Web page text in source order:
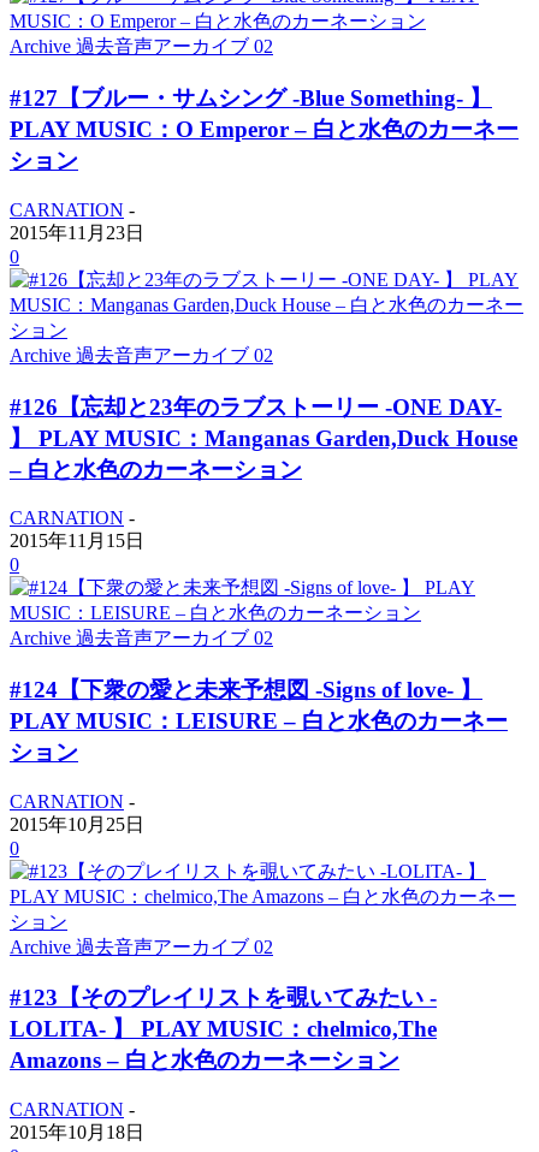
Archive 過去音声アーカイブ 02
#127【ブルー・サムシング -Blue Something- 】
PLAY MUSIC：O Emperor – 白と水色のカーネー
ション
CARNATION -
2015年11月23日
0
Archive 過去音声アーカイブ 02
#126【忘却と23年のラブストーリー -ONE DAY-
】 PLAY MUSIC：Manganas Garden,Duck House
– 白と水色のカーネーション
CARNATION -
2015年11月15日
0
Archive 過去音声アーカイブ 02
#124【下衆の愛と未来予想図 -Signs of love- 】
PLAY MUSIC：LEISURE – 白と水色のカーネー
ション
CARNATION -
2015年10月25日
0
Archive 過去音声アーカイブ 02
#123【そのプレイリストを覗いてみたい -
LOLITA- 】 PLAY MUSIC：chelmico,The
Amazons – 白と水色のカーネーション
CARNATION -
2015年10月18日